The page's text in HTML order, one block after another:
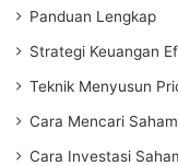
Panduan Lengkap
Strategi Keuangan
Teknik Menyusun
Cara Mencari Saham
Cara Investasi